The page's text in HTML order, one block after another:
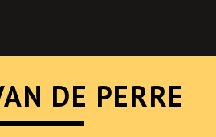
DE PERRE